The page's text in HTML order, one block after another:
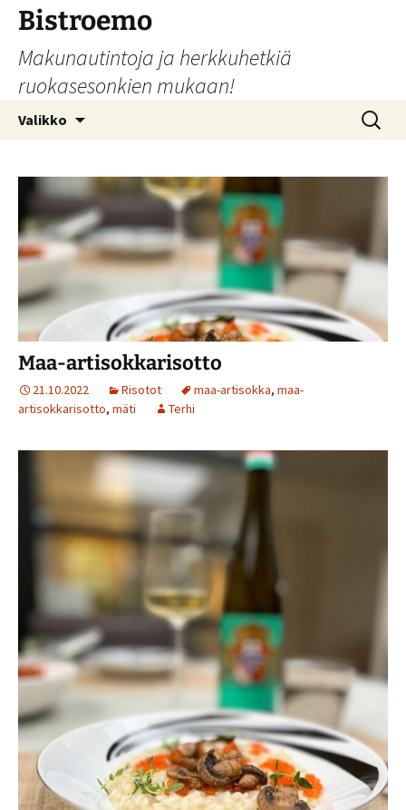
Siirry
sisältöön
Bistroemo
Makunautintoja ja herkkuhetkiä
ruokasesonkien mukaan!
Valikko Haku:
Maa-artisokkarisotto
21.10.2022 Risotot maa-artisokka, maa-
artisokkarisotto, mäti Terhi